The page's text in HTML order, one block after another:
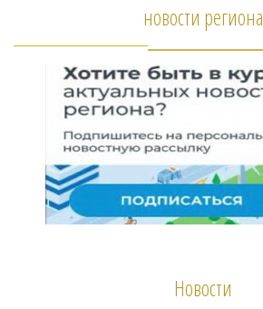
новости региона
Новости